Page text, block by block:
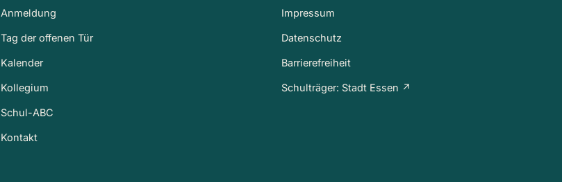
Anmeldung
Tag der offenen Tür
Kalender
Kollegium
Schul-ABC
Kontakt
Impressum
Datenschutz
Barrierefreiheit
Schulträger: Stadt Essen ↗